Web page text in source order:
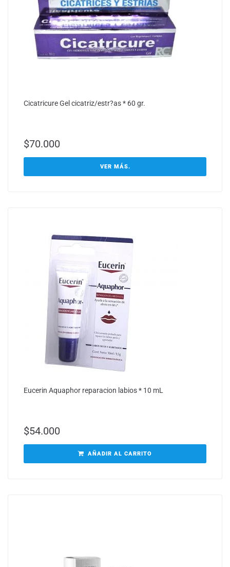
Cicatricure Gel cicatriz/estr?as * 60 gr.
$70.000
VER MÁS.
Eucerin Aquaphor reparacion labios * 10 mL
$54.000
AÑADIR AL CARRITO